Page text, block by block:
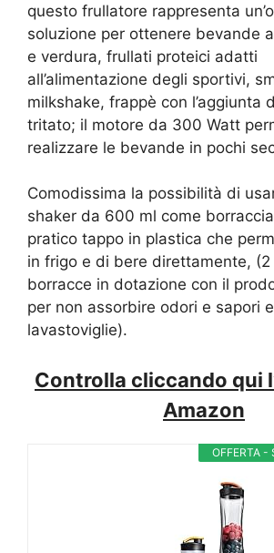
questo frullatore rappresenta
soluzione per ottenere bevande
e verdura, frullati proteici adatti
all’alimentazione degli sportivi,
milkshake, frappè con l’aggiunta
tritato; il motore da 300 Watt
realizzare le bevande in pochi
Comodissima la possibilità di
shaker da 600 ml come
pratico tappo in plastica che
in frigo e di bere direttamente, (2
borracce in dotazione con il
per non assorbire odori e sapori
lavastoviglie).
Controlla cliccando qui
Amazon
OFFERTA -